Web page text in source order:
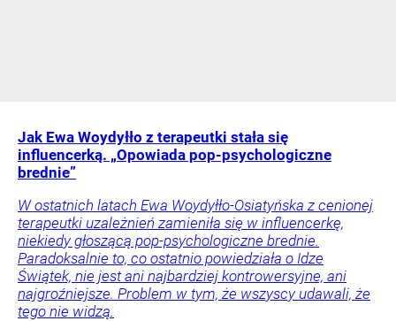
Jak Ewa Woydyłło z terapeutki stała się
influencerką. „Opowiada pop-psychologiczne
brednie”
W ostatnich latach Ewa Woydyłło-Osiatyńska z cenionej
terapeutki uzależnień zamieniła się w influencerkę,
niekiedy głoszącą pop-psychologiczne brednie.
Paradoksalnie to, co ostatnio powiedziała o Idze
Świątek, nie jest ani najbardziej kontrowersyjne, ani
najgroźniejsze. Problem w tym, że wszyscy udawali, że
tego nie widzą.